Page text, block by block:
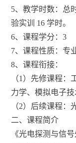
5、教学时数：总
验实训 16 学时。
6、课程学分：3
7、课程性质：专
8、课程衔接：
（1）先修课程
力学、模拟电子技
（2）后续课程：
二、课程简介
《光电探测与信